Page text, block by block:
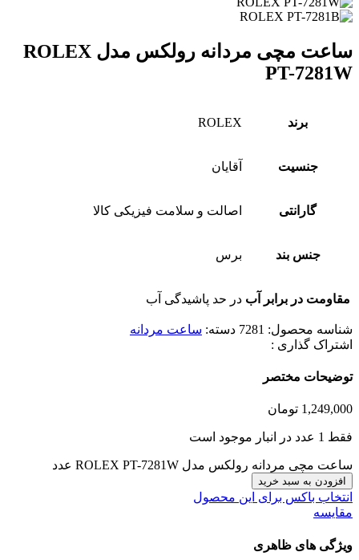
ساعت مچی مردانه رولکس مدل ROLEX
PT-7281W
برند ROLEX
جنسیت آقایان
گارانتی اصالت و سلامت فیزیکی کالا
جنس بند برس
مقاومت در برابر آب در حد پاشیدگی آب
شناسه محصول: 7281 دسته: ساعت مردانه
اشتراک گذاری :
توضیحات مختصر
1,249,000 تومان
فقط 1 عدد در انبار موجود است
ساعت مچی مردانه رولکس مدل ROLEX PT-7281W عدد
افزودن به سبد خرید
انتخاب باکس برای این محصول
مقایسه
ویژگی های ظاهری